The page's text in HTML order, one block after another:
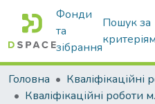
Фонди
та
зібрання
Пошук за
Головна
Кваліфікаційні